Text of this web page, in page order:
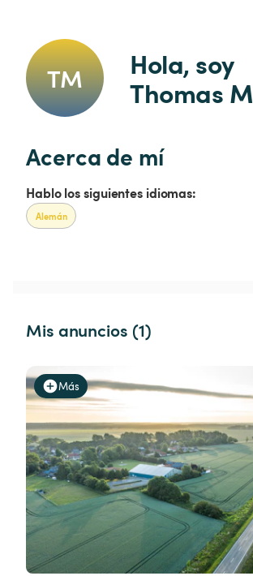
TM
Hola, soy
Thomas M
Acerca de mí
Hablo los siguientes idiomas:
Alemán
Mis anuncios (1)
Más